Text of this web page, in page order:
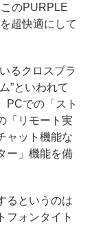
のPURPLE
超快適にして
るクロスプラ
”といわれて
PCでの「スト
「リモート実
ャット機能な
ー」機能を備
るというのは
フォンタイト